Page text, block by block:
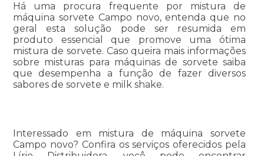
Há uma procura frequente por mistura de
máquina sorvete Campo novo, entenda que no
geral esta solução pode ser resumida em
produto essencial que promove uma ótima
mistura de sorvete. Caso queira mais informações
sobre misturas para máquinas de sorvete saiba
que desempenha a função de fazer diversos
sabores de sorvete e milk shake.
Interessado em mistura de máquina sorvete
Campo novo? Confira os serviços oferecidos pela